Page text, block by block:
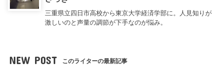
三重県立四日市高校から東京大学経済学部に。人見知りが
激しいのと声量の調節が下手なのが悩み。
NEW POST このライターの最新記事